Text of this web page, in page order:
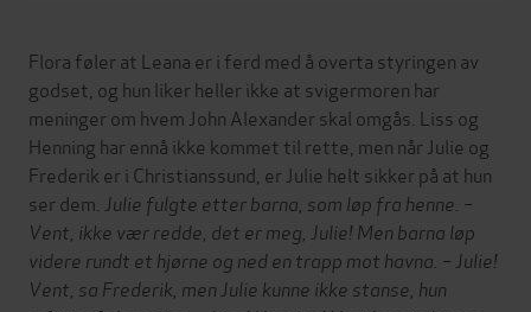
Flora føler at Leana er i ferd med å overta styringen av
godset, og hun liker heller ikke at svigermoren har
meninger om hvem John Alexander skal omgås. Liss og
Henning har ennå ikke kommet til rette, men når Julie og
Frederik er i Christianssund, er Julie helt sikker på at hun
ser dem. Julie fulgte etter barna, som løp fra henne. –
Vent, ikke vær redde, det er meg, Julie! Men barna løp
videre rundt et hjørne og ned en trapp mot havna. – Julie!
Vent, sa Frederik, men Julie kunne ikke stanse, hun